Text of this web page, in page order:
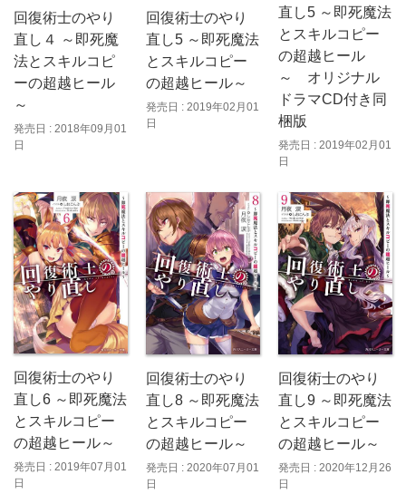
回復術士のやり
直し４ ～即死魔
法とスキルコピ
ーの超越ヒール
～
発売日 : 2018年09月01
日
回復術士のやり
直し5 ～即死魔法
とスキルコピー
の超越ヒール～
発売日 : 2019年02月01
日
直し5 ～即死魔法
とスキルコピー
の超越ヒール
～ オリジナル
ドラマCD付き同
梱版
発売日 : 2019年02月01
日
回復術士のやり
直し6 ～即死魔法
とスキルコピー
の超越ヒール～
発売日 : 2019年07月01
日
回復術士のやり
直し8 ～即死魔法
とスキルコピー
の超越ヒール～
発売日 : 2020年07月01
日
回復術士のやり
直し9 ～即死魔法
とスキルコピー
の超越ヒール～
発売日 : 2020年12月26
日